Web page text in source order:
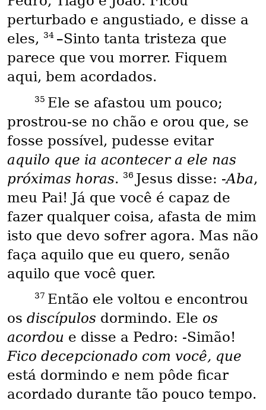
perturbado e angustiado, e disse a
eles,
34 –Sinto tanta tristeza que
parece que vou morrer. Fiquem
aqui, bem acordados.
35 Ele se afastou um pouco;
prostrou-se no chão e orou que, se
fosse possível, pudesse evitar
aquilo que ia acontecer a ele nas
próximas horas. 36 Jesus disse: -Aba,
meu Pai! Já que você é capaz de
fazer qualquer coisa, afasta de mim
isto que devo sofrer agora. Mas não
faça aquilo que eu quero, senão
aquilo que você quer.
37 Então ele voltou e encontrou
os discípulos dormindo. Ele os
acordou e disse a Pedro: -Simão!
Fico decepcionado com você, que
está dormindo e nem pôde ficar
acordado durante tão pouco tempo.